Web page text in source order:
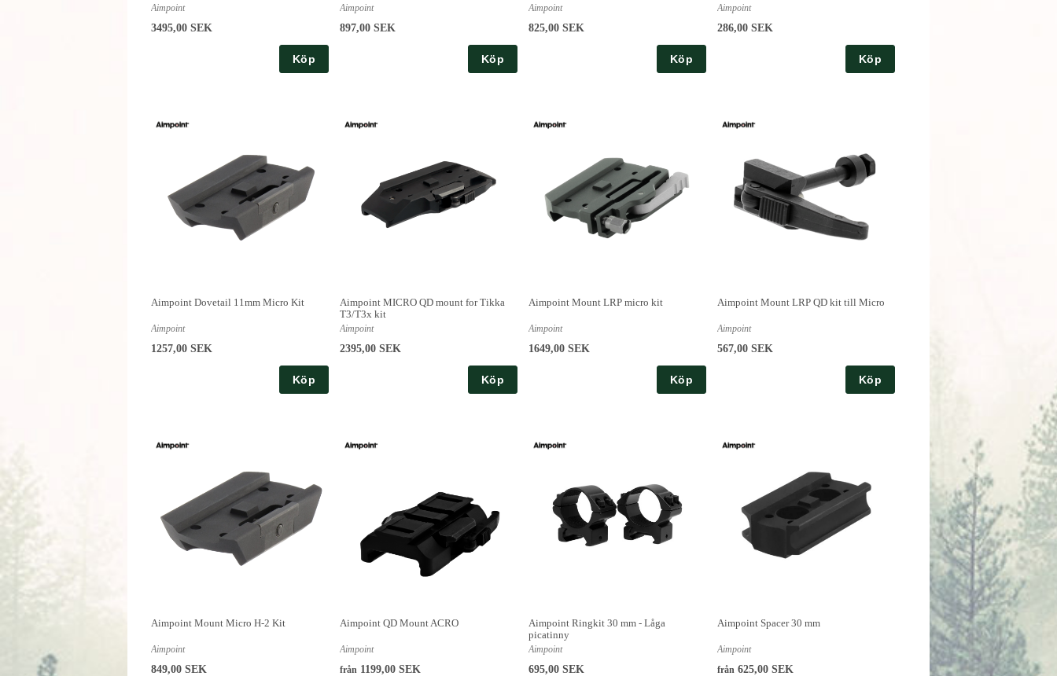
Aimpoint
3495,00 SEK
Köp
Aimpoint
897,00 SEK
Köp
Aimpoint
825,00 SEK
Köp
Aimpoint
286,00 SEK
Köp
Aimpoint Dovetail 11mm Micro Kit
Aimpoint
1257,00 SEK
Köp
Aimpoint MICRO QD mount for Tikka
T3/T3x kit
Aimpoint
2395,00 SEK
Köp
Aimpoint Mount LRP micro kit
Aimpoint
1649,00 SEK
Köp
Aimpoint Mount LRP QD kit till Micro
Aimpoint
567,00 SEK
Köp
Aimpoint Mount Micro H-2 Kit
Aimpoint
849,00 SEK
Aimpoint QD Mount ACRO
Aimpoint
från 1199,00 SEK
Aimpoint Ringkit 30 mm - Låga
picatinny
Aimpoint
695,00 SEK
Aimpoint Spacer 30 mm
Aimpoint
från 625,00 SEK